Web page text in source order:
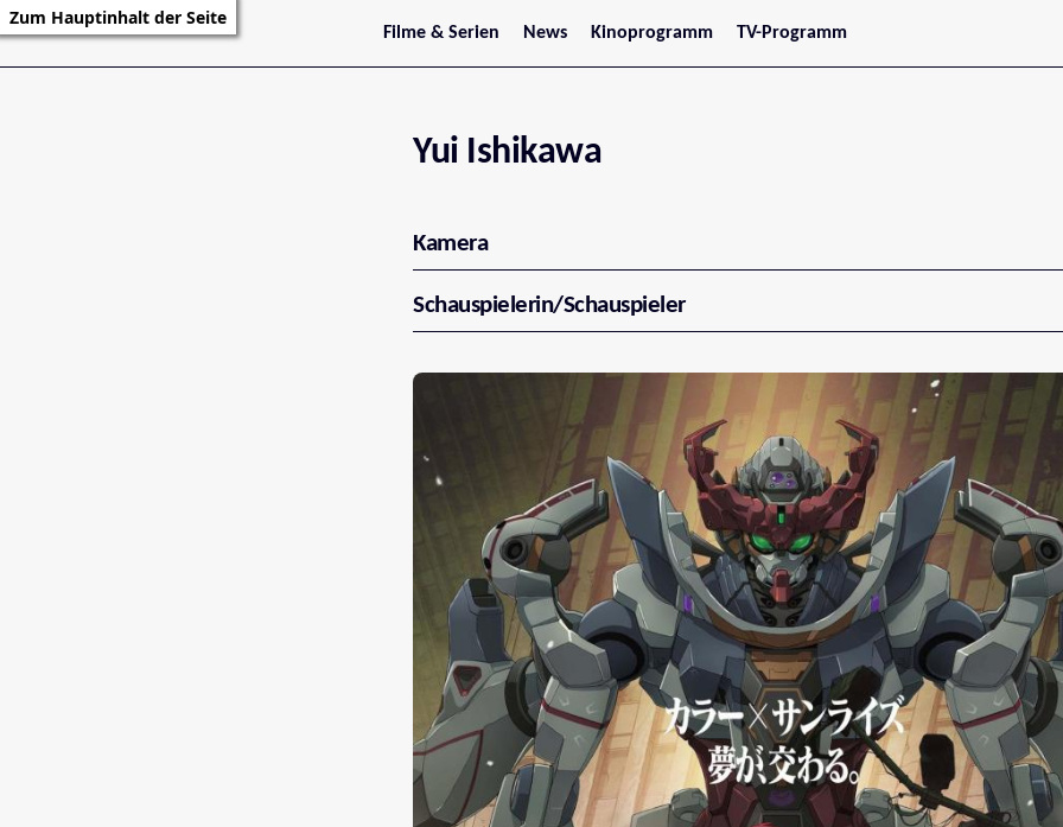
Zum Hauptinhalt der Seite
Filme & Serien
Trailer
Serienarchiv
News
Stars
Kinoprogramm
Jetzt im Kino
Tirol
Vorarlberg
TV-Programm
Yui Ishikawa
Kamera
Schauspielerin/Schauspieler